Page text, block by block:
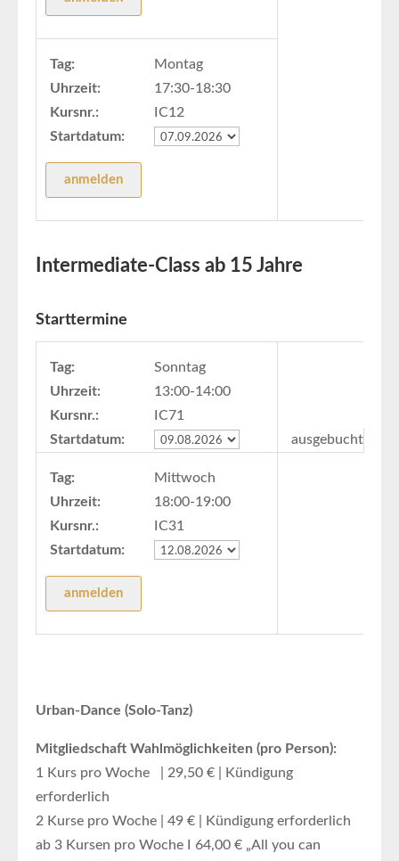
Tag:
Montag
Uhrzeit:
17:30-18:30
Kursnr.:
IC12
Startdatum:
Intermediate-Class ab 15 Jahre
Starttermine
Tag:
Sonntag
Uhrzeit:
13:00-14:00
Kursnr.:
IC71
Startdatum:
ausgebucht
Tag:
Mittwoch
Uhrzeit:
18:00-19:00
Kursnr.:
IC31
Startdatum:
Urban-Dance (Solo-Tanz)
Mitgliedschaft Wahlmöglichkeiten (pro Person):
1 Kurs pro Woche | 29,50 € | Kündigung
erforderlich
2 Kurse pro Woche | 49 € | Kündigung erforderlich
ab 3 Kursen pro Woche I 64,00 € „All you can